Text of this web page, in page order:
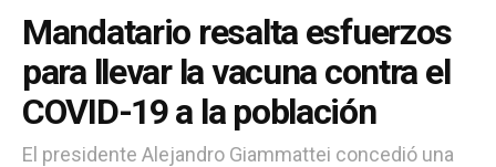
Mandatario resalta esfuerzos
para llevar la vacuna contra el
COVID-19 a la población
El presidente Alejandro Giammattei concedió una